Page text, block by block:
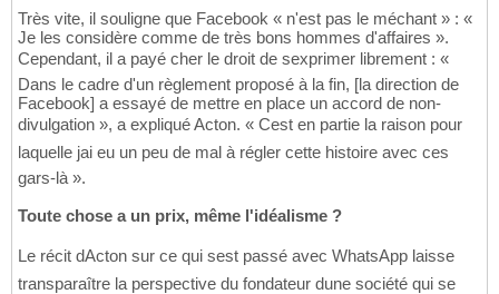
Très vite, il souligne que Facebook « n'est pas le méchant » : «
Je les considère comme de très bons hommes d'affaires ».
Cependant, il a payé cher le droit de sexprimer librement : «
Dans le cadre d'un règlement proposé à la fin, [la direction de
Facebook] a essayé de mettre en place un accord de non-
divulgation », a expliqué Acton. « Cest en partie la raison pour
laquelle jai eu un peu de mal à régler cette histoire avec ces
gars-là ».
Toute chose a un prix, même l'idéalisme ?
Le récit dActon sur ce qui sest passé avec WhatsApp laisse
transparaître la perspective du fondateur dune société qui se